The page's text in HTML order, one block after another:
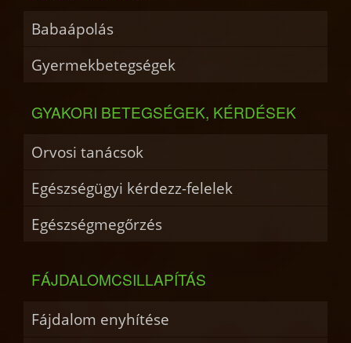
Babaápolás
Gyermekbetegségek
GYAKORI BETEGSÉGEK, KÉRDÉSEK
Orvosi tanácsok
Egészségügyi kérdezz-felelek
Egészségmegőrzés
FÁJDALOMCSILLAPÍTÁS
Fájdalom enyhítése